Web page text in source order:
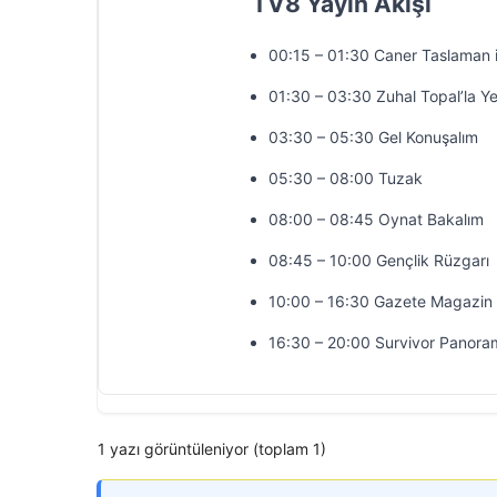
00:15 – 01:30 Caner Taslaman
01:30 – 03:30 Zuhal Topal’la
03:30 – 05:30 Gel Konuşalım
05:30 – 08:00 Tuzak
08:00 – 08:45 Oynat Bakalım
08:45 – 10:00 Gençlik Rüzgarı
10:00 – 16:30 Gazete Magazin
16:30 – 20:00 Survivor
1 yazı görüntüleniyor (toplam 1)